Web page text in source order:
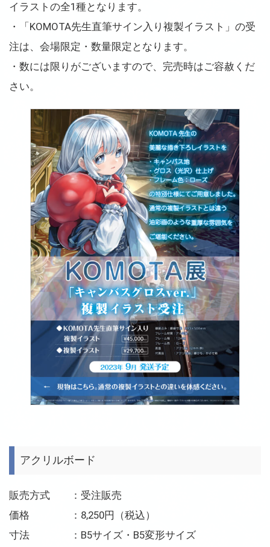
イラストの全1種となります。
・「KOMOTA先生直筆サイン入り複製イラスト」の受
注は、会場限定・数量限定となります。
・数には限りがございますので、完売時はご容赦くだ
さい。
アクリルボード
販売方式 ：受注販売
価格 ：8,250円（税込）
寸法 ：B5サイズ・B5変形サイズ